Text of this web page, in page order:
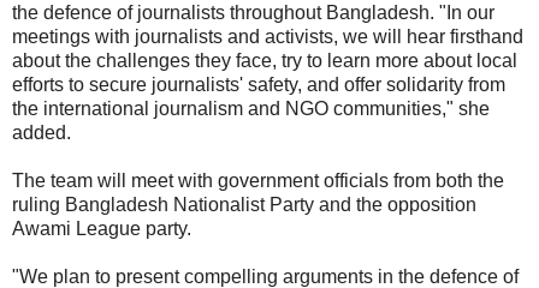
the defence of journalists throughout Bangladesh. "In our
meetings with journalists and activists, we will hear firsthand
about the challenges they face, try to learn more about local
efforts to secure journalists' safety, and offer solidarity from
the international journalism and NGO communities," she
added.
The team will meet with government officials from both the
ruling Bangladesh Nationalist Party and the opposition
Awami League party.
"We plan to present compelling arguments in the defence of